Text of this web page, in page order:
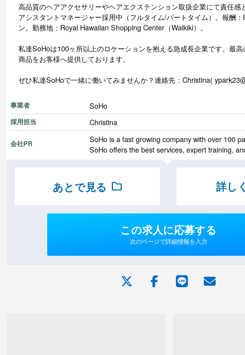
高品質のヘアアクセサリーやヘアエクステンション取扱企業にて責任感
アシスタントマネージャー採用中（フルタイム/パートタイム）。報酬
ン。勤務地：Royal Hawaiian Shopping Center（Waikiki）。
私達SoHoは100ヶ所以上のロケーションを抱える急成長企業です。最
商品をお客様へ提供しております。
ぜひ私達SoHoで一緒に働いてみませんか？連絡先：Christina(
事業者 SoHo
採用担当 Christina
会社PR
SoHo is a fast growing company with over 100
SoHo offers the best services, expert training,
あとで見る folder 詳し
この求人に応募する
次のページで詳細情報を入力